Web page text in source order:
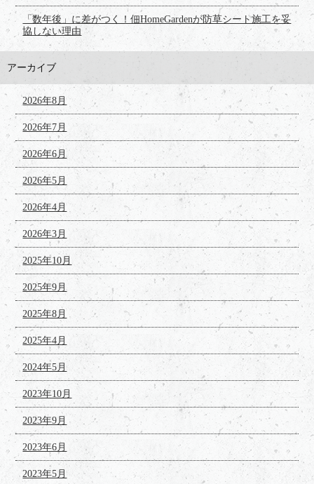
「数年後」に差がつく！佃HomeGardenが防草シート施工を妥
協しない理由
アーカイブ
2026年8月
2026年7月
2026年6月
2026年5月
2026年4月
2026年3月
2025年10月
2025年9月
2025年8月
2025年4月
2024年5月
2023年10月
2023年9月
2023年6月
2023年5月